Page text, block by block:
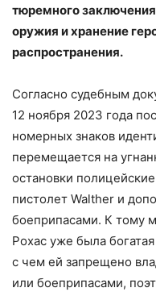
тюремного
оружия и хранение
распространения.
Согласно судебным
12 ноября 2023 года
номерных знаков
перемещается на
остановки
пистолет Walther и
боеприпасами. К тому
Рохас уже была
с чем ей запрещено
или боеприпасами,